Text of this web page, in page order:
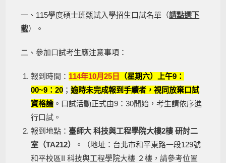
一、115學度碩士班甄試入學招生口試名單（請點選下
載）。
二、參加口試考生應注意事項：
報到時間： 114年10月25日
（星期六）上午9：
00~9：20 ；逾時未完成報到手續者，視同放棄口試
資格論。口試活動正式由9：30開始，考生請依序進
行口試。
報到地點： 臺師大 科技與工程學院大樓2樓 研討二
室（TA212）
。（地址：台北市和平東路一段129號
和平校區II 科技與工程學院大樓 ２樓，請參考位置